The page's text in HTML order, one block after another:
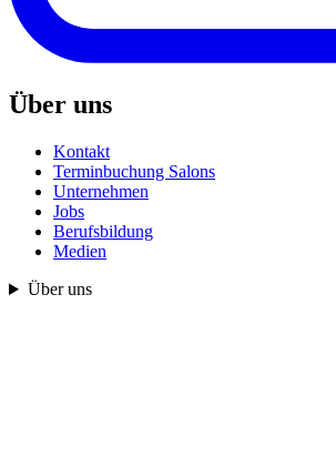
Über uns
Kontakt
Terminbuchung Salons
Unternehmen
Jobs
Berufsbildung
Medien
Über uns